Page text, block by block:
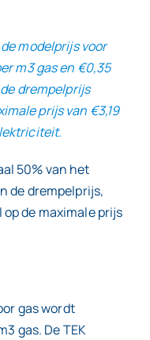
modelprijs voor
m3 gas en €0,35
drempelprijs
prijs van €3,19
50% van het
de drempelprijs,
de maximale prijs
gas wordt
gas. De TEK